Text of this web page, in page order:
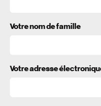
Votre nom de famille
Votre adresse